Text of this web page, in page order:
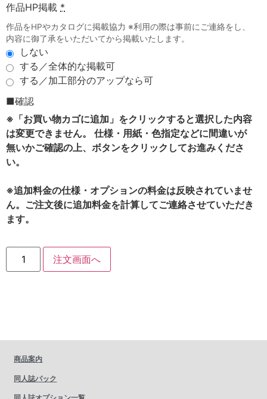
作品HP掲載 *
作品をHPやカタログに掲載協力 ※利用の際は事前にご連絡をし、
内容に御了承をいただいてから掲載いたします。
しない
する／全体的な掲載可
する／加工部分のアップなら可
■確認
※「お買い物カゴに追加」をクリックすると選択した内容
は変更できません。 仕様・用紙・色指定などに間違いが
無いかご確認の上、ボタンをクリックしてお進みくださ
い。
※追加料金の仕様・オプションの料金は反映されていませ
ん。ご注文後に追加料金を計算してご連絡させていただき
ます。
注文画面へ
商品案内
同人誌パック